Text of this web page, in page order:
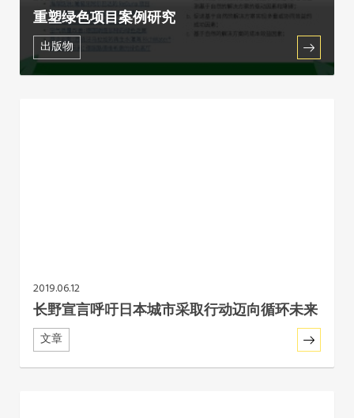
重塑绿色项目案例研究
出版物
2019.06.12
长野宣言呼吁日本城市采取行动迈向循环未来
文章